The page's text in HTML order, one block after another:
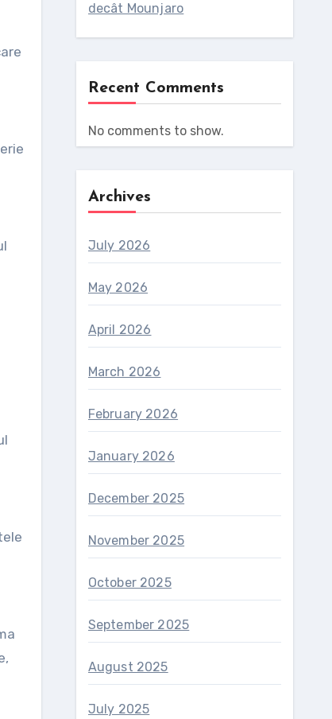
decât Mounjaro
Recent Comments
No comments to show.
Archives
July 2026
May 2026
April 2026
March 2026
February 2026
January 2026
December 2025
November 2025
October 2025
September 2025
August 2025
July 2025